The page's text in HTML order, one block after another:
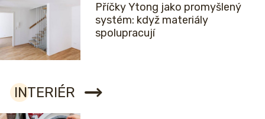
Příčky Ytong jako promyšlený
systém: když materiály
spolupracují
INTERIÉR